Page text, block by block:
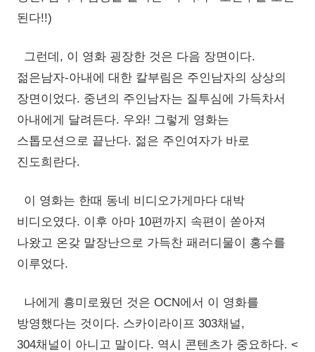
된다!!)
그런데, 이 영화 굉장한 것은 다음 장면이다.
젊은남자-아내에 대한 칼부림은 주인남자의 상상의
장면이었다. 중년의 주인남자는 질투심에 가득차서
아내에게 달려든다. 우와! 그렇게 영화는
스톱모션으로 끝난다. 젊은 주인여자가 바로
진도희란다.
이 영화는 한때 동네 비디오가게마다 대박
비디오였다. 이후 아마 10편까지 속편이 쏟아져
나왔고 온갖 말장난으로 가득찬 패러디물이 홍수를
이루었다.
나에게 흥미로웠던 것은 OCN에서 이 영화를
방영했다는 것이다. 스카이라이프 303채널,
304채널이 아니고 말이다. 역시 콘텐츠가 중요하다. <